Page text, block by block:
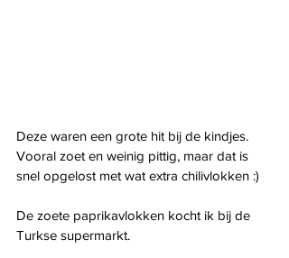
Deze waren een grote hit bij de kindjes.
Vooral zoet en weinig pittig, maar dat is
snel opgelost met wat extra chilivlokken :)
De zoete paprikavlokken kocht ik bij de
Turkse supermarkt.